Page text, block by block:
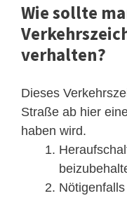
Wie sollte
verhalten?
Dieses
Straße ab hier
haben wird.